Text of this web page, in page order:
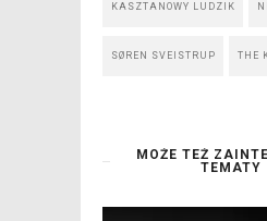
KASZTANOWY LUDZIK
SØREN SVEISTRUP THE
MOŻE TEŻ
TEMATY